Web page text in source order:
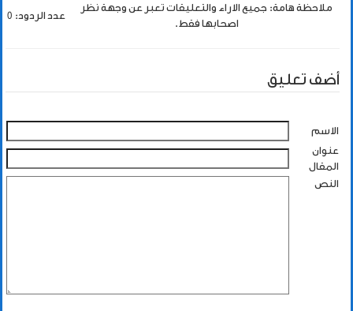
ملاحظة هامة: جميع الاراء والتعليقات تعبر عن وجهة نظر
اصحابها فقط.
عدد الردود: 0
أضف تعليق
الاسم
عنوان
المقال
النص